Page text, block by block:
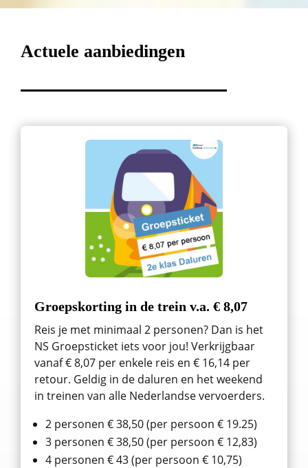
Actuele aanbiedingen
Groepskorting in de trein v.a. € 8,07
Reis je met minimaal 2 personen? Dan is het
NS Groepsticket iets voor jou! Verkrijgbaar
vanaf € 8,07 per enkele reis en € 16,14 per
retour. Geldig in de daluren en het weekend
in treinen van alle Nederlandse vervoerders.
2 personen € 38,50 (per persoon € 19.25)
3 personen € 38,50 (per persoon € 12,83)
4 personen € 43 (per persoon € 10,75)